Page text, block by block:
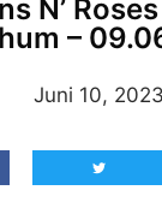
N’
–
Juni 10, 2023